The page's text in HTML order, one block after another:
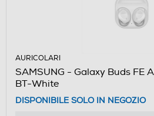
AURICOLARI
SAMSUNG - Galaxy Buds FE
BT-White
DISPONIBILE SOLO IN NEGOZIO